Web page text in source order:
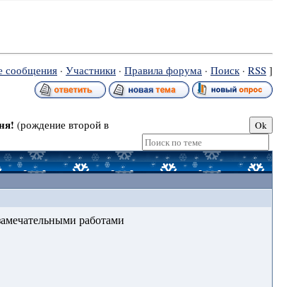
сообщения· Участники· Правила форума· Поиск· RSS]
(рождение второй в
работами